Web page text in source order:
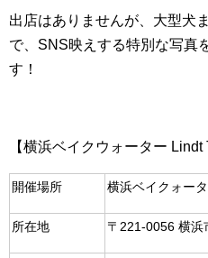
出店はありませんが、大型犬
で、SNS映えする特別な写真
す！
【横浜ベイクウォーター Lindt
開催場所 横浜ベイクォー
所在地 〒221-0056 横浜